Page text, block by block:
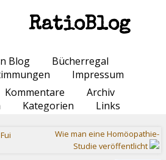
RatioBlog
Blog
Bücherregal
Impressum
Kommentare
Archiv
Kategorien Links
Wie man eine Homöopathie-
Studie veröffentlicht